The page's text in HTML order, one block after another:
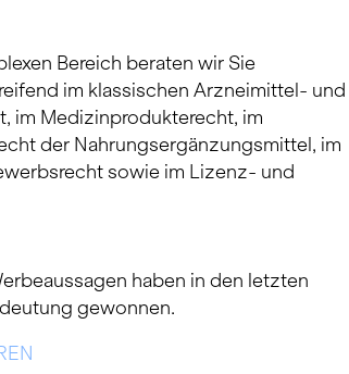
Bereich beraten wir Sie
im klassischen Arzneimittel- und
im Medizinprodukterecht, im
der Nahrungsergänzungsmittel, im
sowie im Lizenz- und
haben in den letzten
gewonnen.